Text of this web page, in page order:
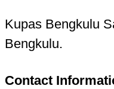
Kupas Bengkulu
Bengkulu.
Contact